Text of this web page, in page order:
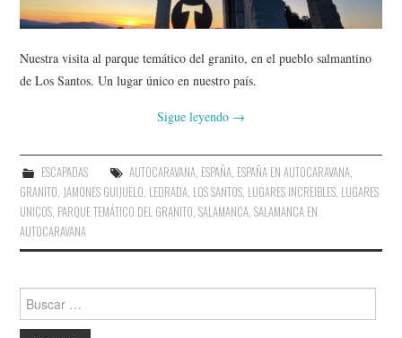
Nuestra visita al parque temático del granito, en el pueblo salmantino
de Los Santos. Un lugar único en nuestro país.
Sigue leyendo →
ESCAPADAS AUTOCARAVANA, ESPAÑA, ESPAÑA EN AUTOCARAVANA,
GRANITO, JAMONES GUIJUELO, LEDRADA, LOS SANTOS, LUGARES INCREIBLES, LUGARES
UNICOS, PARQUE TEMÁTICO DEL GRANITO,SALAMANCA,SALAMANCA EN
AUTOCARAVANA